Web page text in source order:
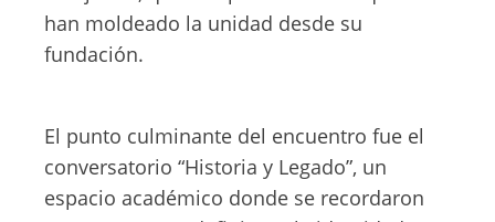
han moldeado la unidad desde su
fundación.
El punto culminante del encuentro fue el
conversatorio “Historia y Legado”, un
espacio académico donde se recordaron